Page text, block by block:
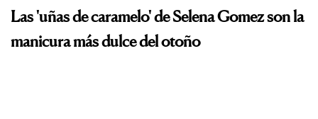
Las 'uñas de caramelo' de Selena Gomez son la
manicura más dulce del otoño